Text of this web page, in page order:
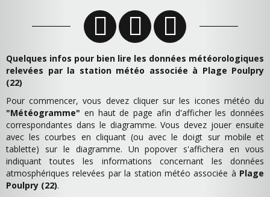
Quelques infos pour bien lire les données météorologiques
relevées par la station météo associée à Plage Poulpry
(22)
Pour commencer, vous devez cliquer sur les icones météo du
"Météogramme" en haut de page afin d'afficher les données
correspondantes dans le diagramme. Vous devez jouer ensuite
avec les courbes en cliquant (ou avec le doigt sur mobile et
tablette) sur le diagramme. Un popover s'affichera en vous
indiquant toutes les informations concernant les données
atmosphériques relevées par la station météo associée à Plage
Poulpry (22).